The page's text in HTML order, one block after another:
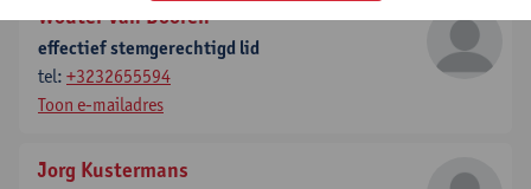
Wouter Van Dooren
effectief stemgerechtigd lid
tel: +3232655594
Toon e-mailadres
Jorg Kustermans